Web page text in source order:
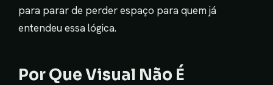
para parar de perder espaço para quem já
entendeu essa lógica.
Por Que Visual Não É